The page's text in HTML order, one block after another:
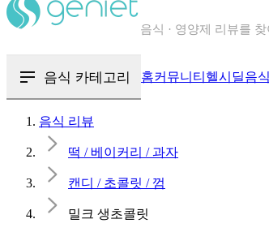
음식 · 영양제 리뷰를
음식 카테고리 홈커뮤니티 헬시딜음
음식 리뷰
떡 / 베이커리 / 과자
캔디 / 초콜릿 / 껌
밀크 생초콜릿